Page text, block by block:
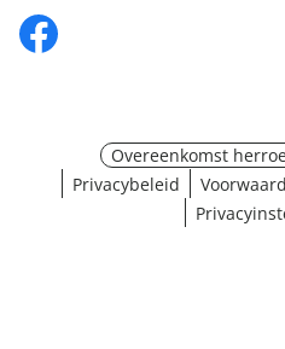
Overeenkomst
Privacybeleid